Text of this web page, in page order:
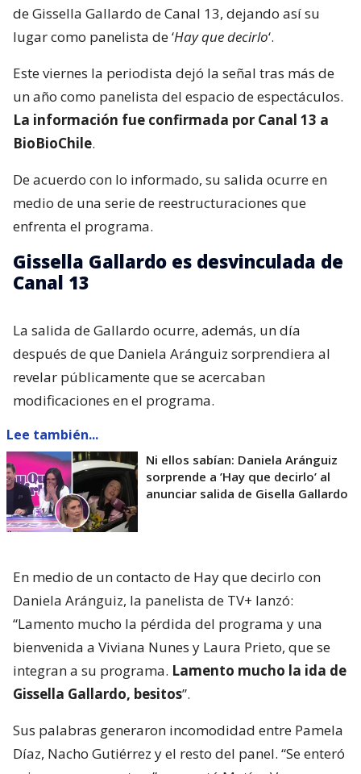
de Gissella Gallardo de Canal 13, dejando así su
lugar como panelista de ‘Hay que decirlo‘.
Este viernes la periodista dejó la señal tras más de
un año como panelista del espacio de espectáculos.
La información fue confirmada por Canal 13 a
BioBioChile.
De acuerdo con lo informado, su salida ocurre en
medio de una serie de reestructuraciones que
enfrenta el programa.
Gissella Gallardo es desvinculada de
Canal 13
La salida de Gallardo ocurre, además, un día
después de que Daniela Aránguiz sorprendiera al
revelar públicamente que se acercaban
modificaciones en el programa.
Lee también...
Ni ellos sabían: Daniela Aránguiz
sorprende a ’Hay que decirlo’ al
anunciar salida de Gisella Gallardo
En medio de un contacto de Hay que decirlo con
Daniela Aránguiz, la panelista de TV+ lanzó:
“Lamento mucho la pérdida del programa y una
bienvenida a Viviana Nunes y Laura Prieto, que se
integran a su programa. Lamento mucho la ida de
Gissella Gallardo, besitos”.
Sus palabras generaron incomodidad entre Pamela
Díaz, Nacho Gutiérrez y el resto del panel. “Se enteró